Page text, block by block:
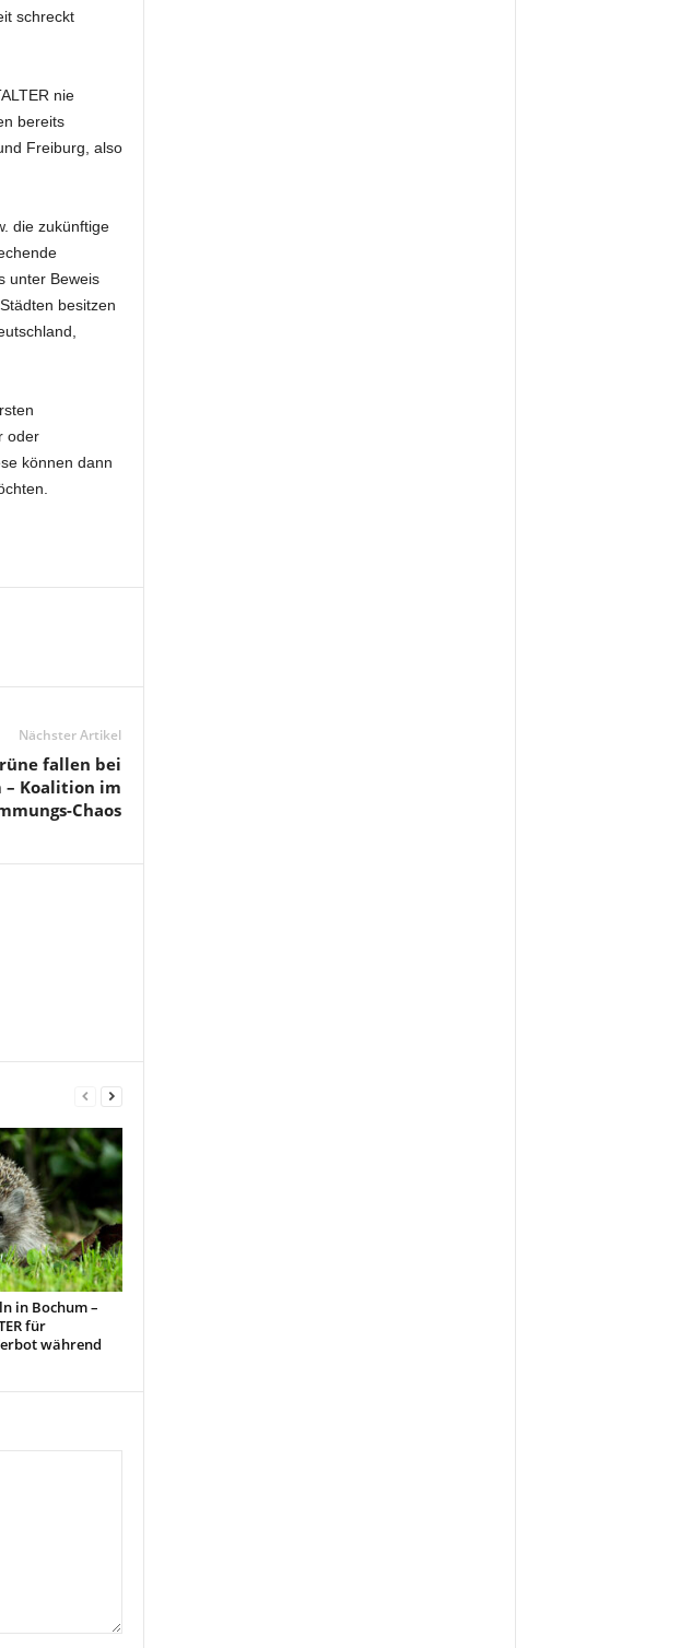
schreckt
nie
bereits
Freiburg, also
die zukünftige
unter Beweis
besitzen
oder
können dann
Nächster Artikel
fallen bei
– Koalition im
Chaos
in Bochum –
für
während